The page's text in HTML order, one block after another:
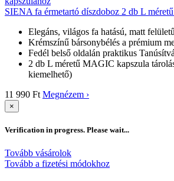
SIENA fa érmetartó díszdoboz 2 db L
Elegáns, világos fa hatású, matt
Krémszínű bársonybélés a prémium
Fedél belső oldalán praktikus
2 db L méretű MAGIC kapszula
kiemelhető)
11 990 Ft Megnézem ›
×
Verification in progress. Please wait...
Tovább vásárolok
Tovább a fizetési módokhoz